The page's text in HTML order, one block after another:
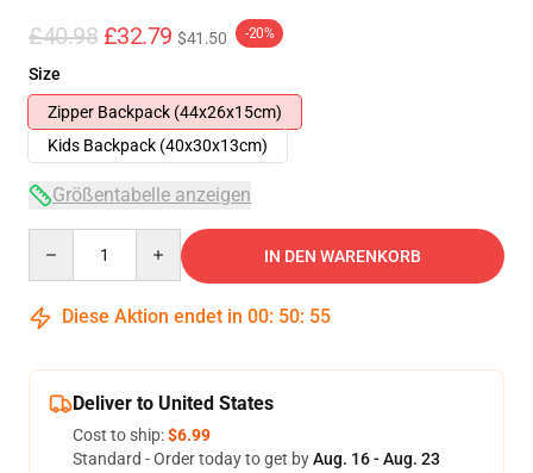
£40.98 £32.79 $41.50 -20%
Size
Zipper Backpack (44x26x15cm)
Kids Backpack (40x30x13cm)
Größentabelle anzeigen
IN DEN WARENKORB
Diese Aktion endet in 00: 50: 54
Deliver to United States
Cost to ship:$6.99
Standard - Order today to get byAug. 16 - Aug. 23